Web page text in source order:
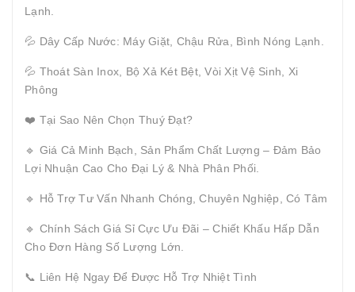
Lạnh.
💦 Dây Cấp Nước: Máy Giặt, Chậu Rửa, Bình Nóng Lạnh.
💦 Thoát Sàn Inox, Bộ Xả Két Bệt, Vòi Xịt Vệ Sinh, Xi
Phông
❤️ Tại Sao Nên Chọn Thuý Đạt?
🔹 Giá Cả Minh Bạch, Sản Phẩm Chất Lượng – Đảm Bảo
Lợi Nhuận Cao Cho Đại Lý & Nhà Phân Phối.
🔹 Hỗ Trợ Tư Vấn Nhanh Chóng, Chuyên Nghiệp, Có Tâm
🔹 Chính Sách Giá Sỉ Cực Ưu Đãi – Chiết Khấu Hấp Dẫn
Cho Đơn Hàng Số Lượng Lớn.
📞 Liên Hệ Ngay Để Được Hỗ Trợ Nhiệt Tình